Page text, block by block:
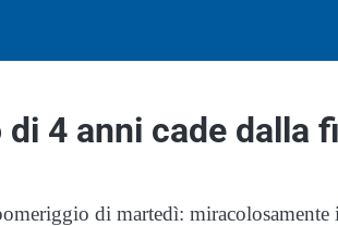
di 4 anni cade dalla
di martedì: miracolosamente